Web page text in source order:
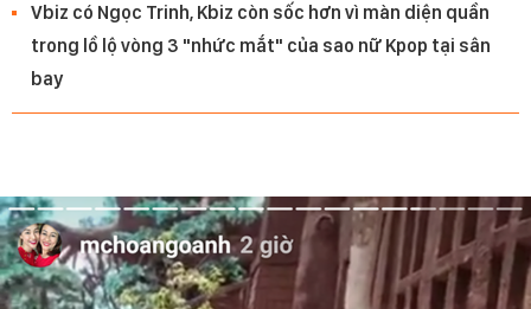
Vbiz có Ngọc Trinh, Kbiz còn sốc hơn vì màn diện quần
trong lồ lộ vòng 3 "nhức mắt" của sao nữ Kpop tại sân
bay